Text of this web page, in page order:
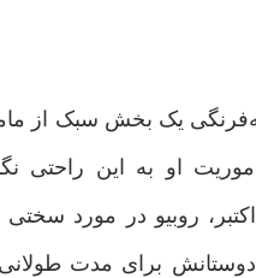
یک بخش سبک از
او به این راحتی
اکتبر، روبیو در مورد
دوستانش برای مدت